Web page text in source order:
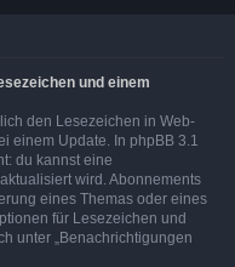
und einem
den Lesezeichen in Web-
einem Update. In phpBB 3.1
du kannst eine
wird. Abonnements
eines Themas oder eines
für Lesezeichen und
unter „Benachrichtigungen